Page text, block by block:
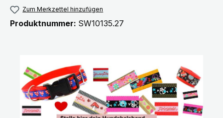
Zum Merkzettel hinzufügen
Produktnummer: SW10135.27